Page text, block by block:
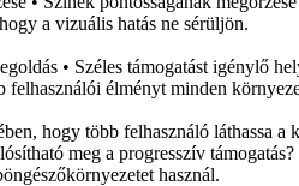
a vizuális hatás ne sérüljön.
• Széles támogatást igénylő
élményt minden
hogy több felhasználó láthassa
meg a progresszív
használ.